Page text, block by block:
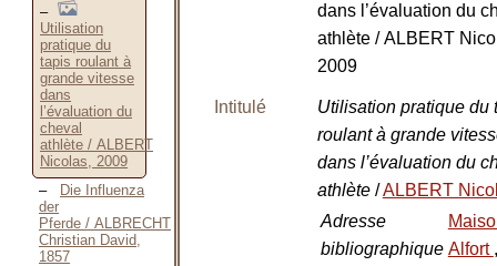
Utilisation
pratique du
tapis roulant à
grande vitesse
dans
l’évaluation du
cheval
athlète / ALBERT
Nicolas, 2009
Die Influenza
der
Pferde / ALBRECHT
Christian David,
1857
dans l’évaluation du
athlète / ALBERT
2009
Intitulé
Utilisation pratique du
roulant à grande
dans l’évaluation du
athlète /ALBERT
Adresse
bibliographique Alfort ,